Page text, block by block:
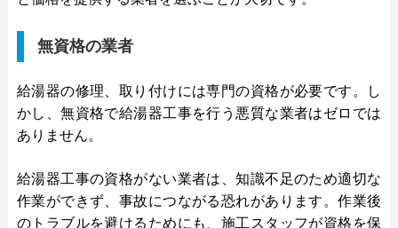
無資格の業者
給湯器の修理、取り付けには専門の資格が必要です。し
かし、無資格で給湯器工事を行う悪質な業者はゼロでは
ありません。
給湯器工事の資格がない業者は、知識不足のため適切な
作業ができず、事故につながる恐れがあります。作業後
のトラブルを避けるためにも、施工スタッフが資格を保